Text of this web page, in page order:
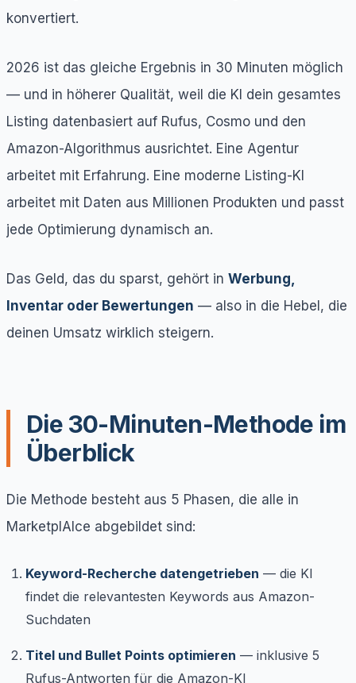
konvertiert.
2026 ist das gleiche Ergebnis in 30 Minuten möglich
— und in höherer Qualität, weil die KI dein gesamtes
Listing datenbasiert auf Rufus, Cosmo und den
Amazon-Algorithmus ausrichtet. Eine Agentur
arbeitet mit Erfahrung. Eine moderne Listing-KI
arbeitet mit Daten aus Millionen Produkten und passt
jede Optimierung dynamisch an.
Das Geld, das du sparst, gehört in Werbung,
Inventar oder Bewertungen — also in die Hebel, die
deinen Umsatz wirklich steigern.
Die 30-Minuten-Methode im
Überblick
Die Methode besteht aus 5 Phasen, die alle in
MarketplAIce abgebildet sind:
Keyword-Recherche datengetrieben — die KI
findet die relevantesten Keywords aus Amazon-
Suchdaten
Titel und Bullet Points optimieren — inklusive 5
Rufus-Antworten für die Amazon-KI